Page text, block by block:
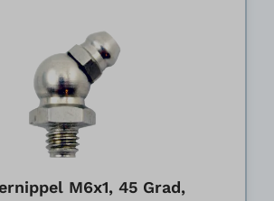
M6x1, 45 Grad,